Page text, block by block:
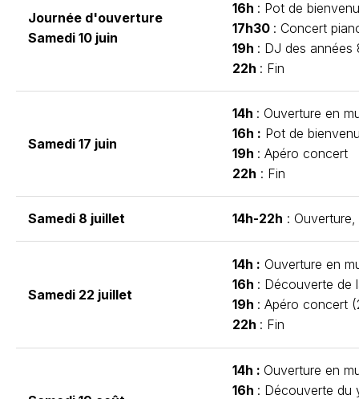
Journée d'ouverture
Samedi 10 juin
16h : Pot de
17h30 : Concert
19h : DJ des
22h : Fin
Samedi 17 juin
14h : Ouverture en
16h : Pot de
19h : Apéro concert
22h : Fin
Samedi 8 juillet 14h-22h :
Samedi 22 juillet
14h : Ouverture en
16h : Découverte de
19h : Apéro concert
22h : Fin
14h : Ouverture en
16h : Découverte du